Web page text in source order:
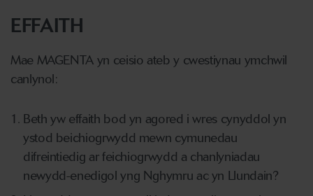
EFFAITH
Mae MAGENTA yn ceisio ateb y cwestiynau ymchwil
canlynol:
Beth yw effaith bod yn agored i wres cynyddol yn
ystod beichiogrwydd mewn cymunedau
difreintiedig ar feichiogrwydd a chanlyniadau
newydd-enedigol yng Nghymru ac yn Llundain?